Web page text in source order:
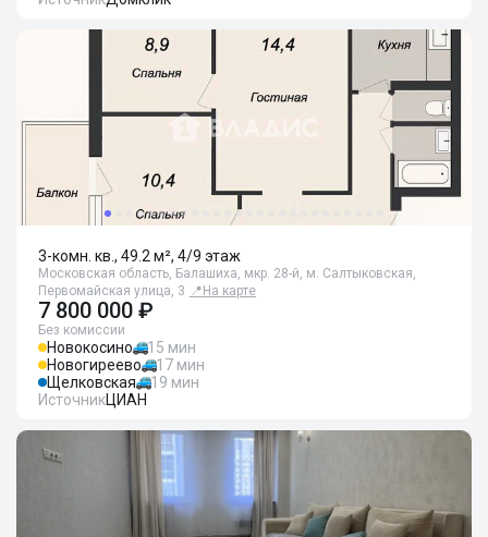
3-комн. кв., 49.2 м², 4/9 этаж
Московская область, Балашиха, мкр. 28-й, м. Салтыковская,
Первомайская улица, 3 📍 На карте
7 800 000 ₽
Без комиссии
Новокосино
15 мин
Новогиреево
17 мин
Щелковская
19 мин
ИсточникЦИАН